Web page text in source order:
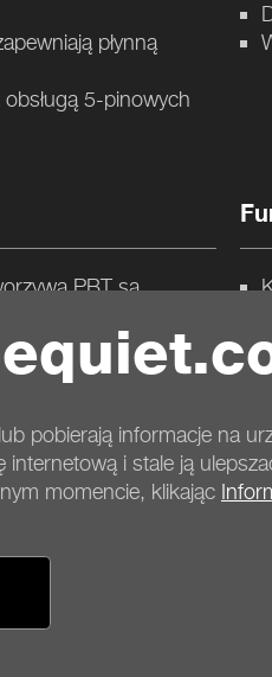
pobierają informacje na
i stale ją
momencie, klikając
płynną
5-pinowych
PBT są